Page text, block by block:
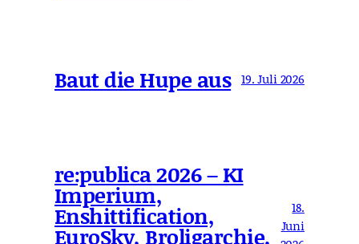
Baut die Hupe aus 19. Juli 2026
re:publica 2026 – KI
Imperium,
Enshittification,
EuroSky, Broligarchie,
18.
Juni